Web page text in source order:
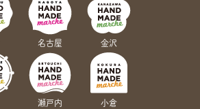
共有方法を選択
名古屋 金沢
瀬戸内 小倉